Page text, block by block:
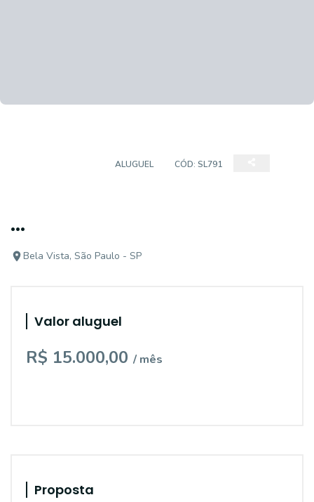
ALUGUEL CÓD: SL791
...
Bela Vista, São Paulo - SP
Valor aluguel
R$ 15.000,00 / mês
Proposta